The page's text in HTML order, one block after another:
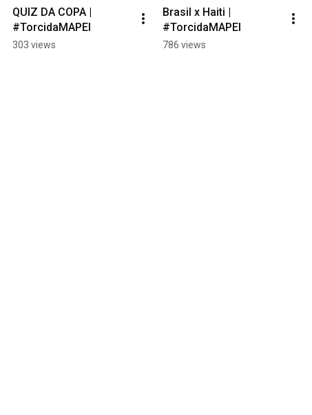
QUIZ DA COPA |
#TorcidaMAPEI
303 views
Brasil x Haiti |
#TorcidaMAPEI
786 views